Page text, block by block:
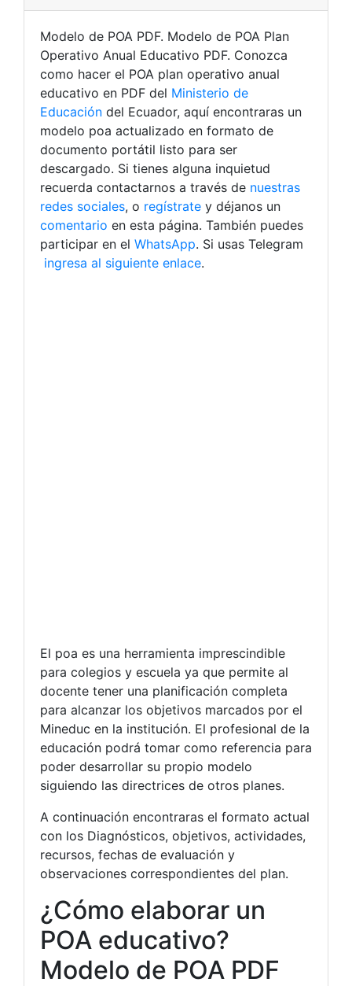
Modelo de POA PDF. Modelo de POA Plan
Operativo Anual Educativo PDF. Conozca
como hacer el POA plan operativo anual
educativo en PDF del Ministerio de
Educación del Ecuador, aquí encontraras un
modelo poa actualizado en formato de
documento portátil listo para ser
descargado. Si tienes alguna inquietud
recuerda contactarnos a través de nuestras
redes sociales, o regístrate y déjanos un
comentario en esta página. También puedes
participar en el WhatsApp. Si usas Telegram
ingresa al siguiente enlace.
El poa es una herramienta imprescindible
para colegios y escuela ya que permite al
docente tener una planificación completa
para alcanzar los objetivos marcados por el
Mineduc en la institución. El profesional de la
educación podrá tomar como referencia para
poder desarrollar su propio modelo
siguiendo las directrices de otros planes.
A continuación encontraras el formato actual
con los Diagnósticos, objetivos, actividades,
recursos, fechas de evaluación y
observaciones correspondientes del plan.
¿Cómo elaborar un
POA educativo?
Modelo de POA PDF